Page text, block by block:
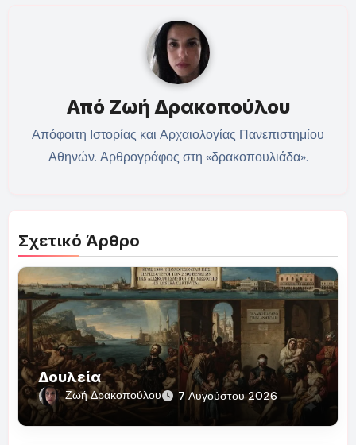
Από Ζωή Δρακοπούλου
Απόφοιτη Ιστορίας και Αρχαιολογίας Πανεπιστημίου
Αθηνών. Αρθρογράφος στη «δρακοπουλιάδα».
Σχετικό Άρθρο
Δουλεία
Ζωή Δρακοπούλου 7 Αυγούστου 2026